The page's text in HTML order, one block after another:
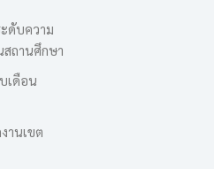
ดับความ
สถานศึกษา
เดือน
านเขต